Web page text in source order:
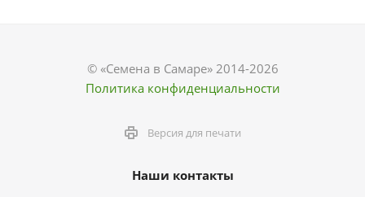
© «Семена в Самаре» 2014-2026
Политика конфиденциальности
Версия для печати
Наши контакты